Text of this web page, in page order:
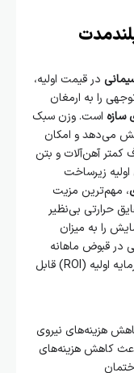
در قیمت اولیه،
را به ارمغان
سازه است. وزن سبک
می‌دهد و امکان
آهن‌آلات و بتن
زیرساخت
، مهم‌ترین مزیت
حرارتی بی‌نظیر
را به میزان
قبوض ماهانه
انرژی، در طول عمر ساختمان به بازگشت سرمایه اولیه (ROI) قابل
هزینه‌های نیروی
کاهش هزینه‌های